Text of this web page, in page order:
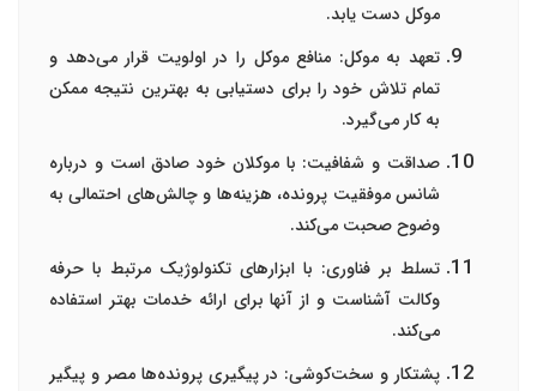
موکل دست یابد.
تعهد به موکل: منافع موکل را در اولویت قرار می‌دهد و
تمام تلاش خود را برای دستیابی به بهترین نتیجه ممکن
به کار می‌گیرد.
صداقت و شفافیت: با موکلان خود صادق است و درباره
شانس موفقیت پرونده، هزینه‌ها و چالش‌های احتمالی به
وضوح صحبت می‌کند.
تسلط بر فناوری: با ابزارهای تکنولوژیک مرتبط با حرفه
وکالت آشناست و از آنها برای ارائه خدمات بهتر استفاده
می‌کند.
پشتکار و سخت‌کوشی: در پیگیری پرونده‌ها مصر و پیگیر